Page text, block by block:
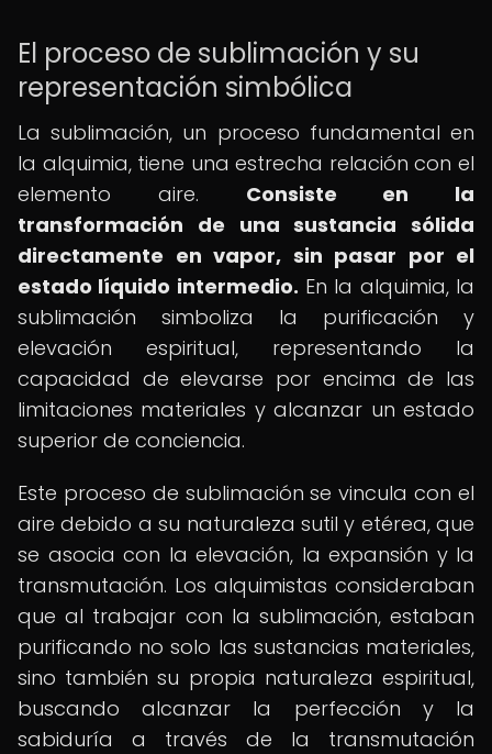
El proceso de sublimación y su
representación simbólica
La sublimación, un proceso fundamental en
la alquimia, tiene una estrecha relación con el
elemento aire. Consiste en la
transformación de una sustancia sólida
directamente en vapor, sin pasar por el
estado líquido intermedio. En la alquimia, la
sublimación simboliza la purificación y
elevación espiritual, representando la
capacidad de elevarse por encima de las
limitaciones materiales y alcanzar un estado
superior de conciencia.
Este proceso de sublimación se vincula con el
aire debido a su naturaleza sutil y etérea, que
se asocia con la elevación, la expansión y la
transmutación. Los alquimistas consideraban
que al trabajar con la sublimación, estaban
purificando no solo las sustancias materiales,
sino también su propia naturaleza espiritual,
buscando alcanzar la perfección y la
sabiduría a través de la transmutación